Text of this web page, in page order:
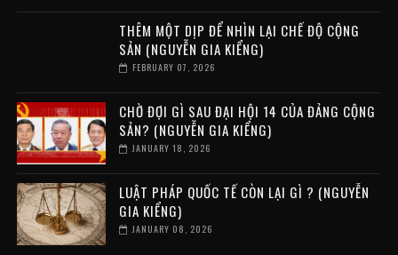
THÊM MỘT DỊP ĐỂ NHÌN LẠI CHẾ ĐỘ CỘNG
SẢN (NGUYỄN GIA KIỂNG)
FEBRUARY 07, 2026
CHỜ ĐỢI GÌ SAU ĐẠI HỘI 14 CỦA ĐẢNG CỘNG
SẢN? (NGUYỄN GIA KIỂNG)
JANUARY 18, 2026
LUẬT PHÁP QUỐC TẾ CÒN LẠI GÌ ? (NGUYỄN
GIA KIỂNG)
JANUARY 08, 2026